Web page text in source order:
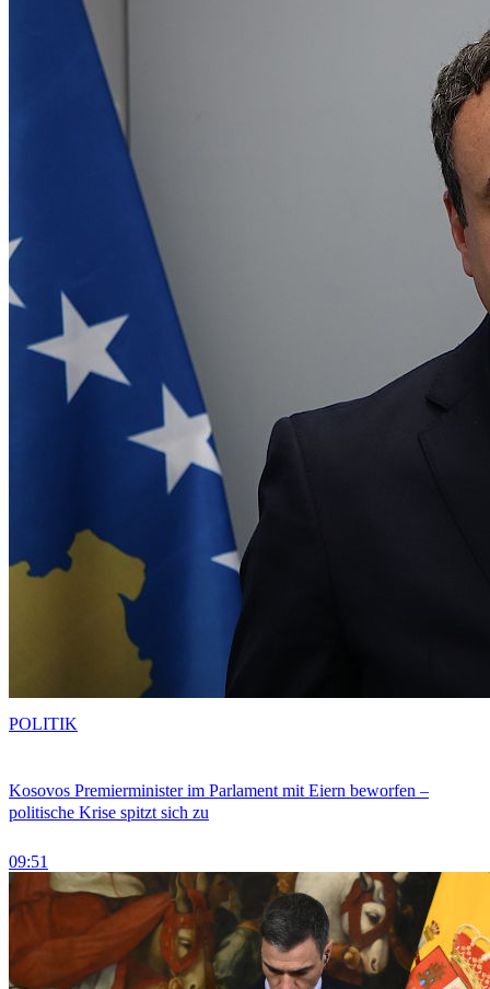
Kosovos Premierminister im Parlament mit Eiern beworfen –
politische Krise spitzt sich zu
09:51
POLITIK